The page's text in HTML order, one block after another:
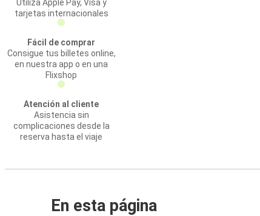
Utiliza Apple Pay, Visa y
tarjetas internacionales
Fácil de comprar
Consigue tus billetes online,
en nuestra app o en una
Flixshop
Atención al cliente
Asistencia sin
complicaciones desde la
reserva hasta el viaje
En esta página